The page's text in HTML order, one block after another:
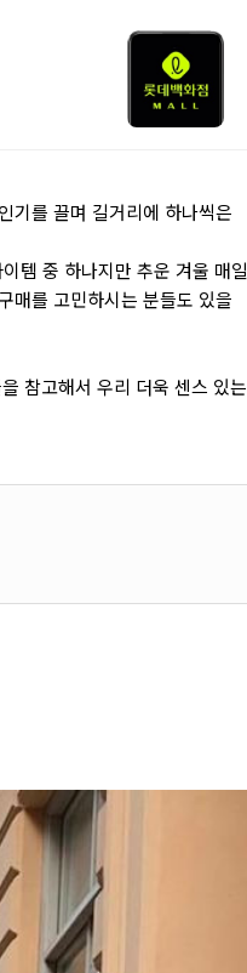
기를 끌며 길거리에 하나씩은
템 중 하나지만 추운 겨울 매일
매를 고민하시는 분들도 있을
참고해서 우리 더욱 센스 있는